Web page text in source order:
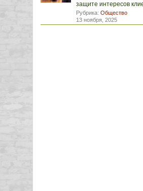
защите интересов
Рубрика: Общество
13 ноября, 2025